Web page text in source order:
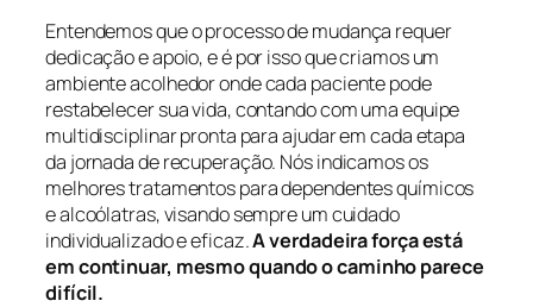
Entendemos que o processo de mudança requer
dedicação e apoio, e é por isso que criamos um
ambiente acolhedor onde cada paciente pode
restabelecer sua vida, contando com uma equipe
multidisciplinar pronta para ajudar em cada etapa
da jornada de recuperação. Nós indicamos os
melhores tratamentos para dependentes químicos
e alcoólatras, visando sempre um cuidado
individualizado e eficaz.A verdadeira força está
em continuar, mesmo quando o caminho parece
difícil.